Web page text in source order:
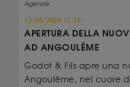
Agenzie
13/03/2026 17:50
APERTURA DELLA
AD ANGOULÊME
Godot & Fils apre una
Angoulême, nel cuore